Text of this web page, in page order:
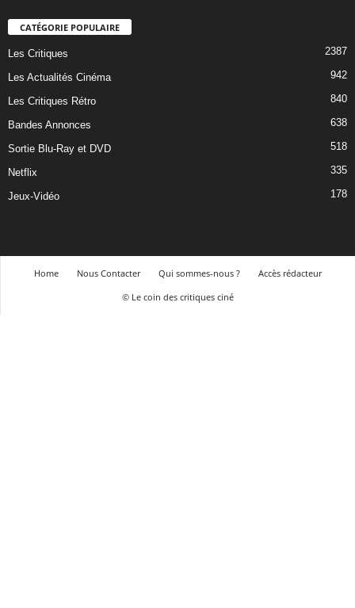
CATÉGORIE POPULAIRE
Les Critiques 2387
Les Actualités Cinéma 942
Les Critiques Rétro 840
Bandes Annonces 638
Sortie Blu-Ray et DVD 518
Netflix 335
Jeux-Vidéo 178
Home Nous Contacter Qui sommes-nous ?
Accès rédacteur
© Le coin des critiques ciné